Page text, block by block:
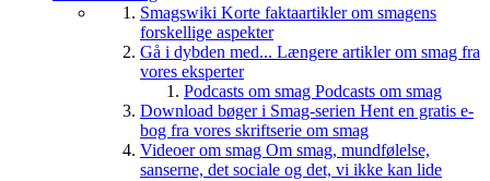
Smagswiki Korte faktaartikler om smagens
forskellige aspekter
Gå i dybden med... Længere artikler om smag fra
vores eksperter
Podcasts om smag Podcasts om smag
Download bøger i Smag-serien Hent en gratis e-
bog fra vores skriftserie om smag
Videoer om smag Om smag, mundfølelse,
sanserne, det sociale og det, vi ikke kan lide